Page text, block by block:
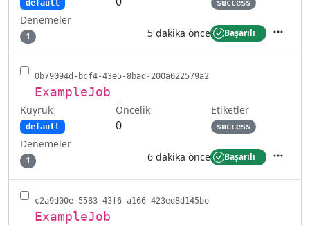
default success
Denemeler
1 5 dakika önce Başarılı
0b79094d-bcf4-43e5-8bad-200a022579a2
ExampleJob
Kuyruk
default
Öncelik
0
Etiketler
success
Denemeler
1 6 dakika önce Başarılı
c2a9d00e-5583-43f6-a166-423ed8d145be
ExampleJob